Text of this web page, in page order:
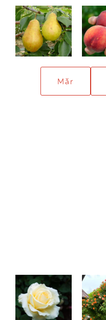
Ducesa de
Angoulême
Măr
Elina